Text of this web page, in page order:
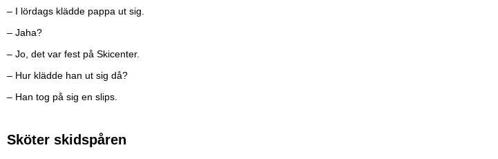
– I lördags klädde pappa ut sig.
– Jaha?
– Jo, det var fest på Skicenter.
– Hur klädde han ut sig då?
– Han tog på sig en slips.
Sköter skidspåren